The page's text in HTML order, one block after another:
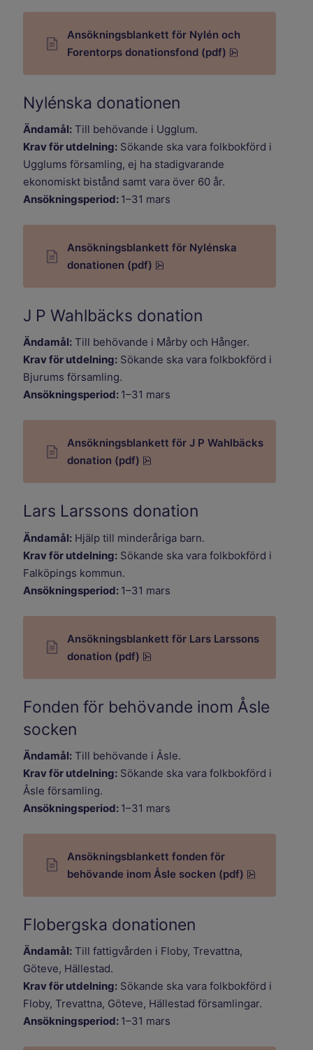
Ansökningsblankett för Nylén och
Forentorps donationsfond (pdf)
Nylénska donationen
Ändamål: Till behövande i Ugglum.
Krav för utdelning: Sökande ska vara folkbokförd i
Ugglums församling, ej ha stadigvarande
ekonomiskt bistånd samt vara över 60 år.
Ansökningsperiod: 1–31 mars
Ansökningsblankett för Nylénska
donationen (pdf)
J P Wahlbäcks donation
Ändamål: Till behövande i Mårby och Hånger.
Krav för utdelning: Sökande ska vara folkbokförd i
Bjurums församling.
Ansökningsperiod: 1–31 mars
Ansökningsblankett för J P Wahlbäcks
donation (pdf)
Lars Larssons donation
Ändamål: Hjälp till minderåriga barn.
Krav för utdelning: Sökande ska vara folkbokförd i
Falköpings kommun.
Ansökningsperiod: 1–31 mars
Ansökningsblankett för Lars Larssons
donation (pdf)
Fonden för behövande inom Åsle
socken
Ändamål: Till behövande i Åsle.
Krav för utdelning: Sökande ska vara folkbokförd i
Åsle församling.
Ansökningsperiod: 1–31 mars
Ansökningsblankett fonden för
behövande inom Åsle socken (pdf)
Flobergska donationen
Ändamål: Till fattigvården i Floby, Trevattna,
Göteve, Hällestad.
Krav för utdelning: Sökande ska vara folkbokförd i
Floby, Trevattna, Göteve, Hällestad församlingar.
Ansökningsperiod: 1–31 mars